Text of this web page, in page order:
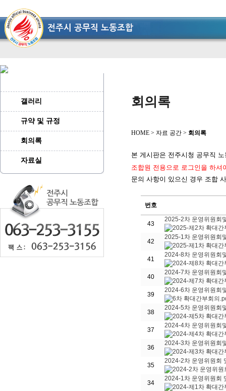
회의록
HOME > 자료 공간 > 회의록
본 게시판은 전주시청 공무직
조합원 전용으로 로그인을 하셔
문의 사항이 있으신 경우 조합
번호
43
2025-2차 운영위원회
42
2025-1차 운영위원회
41
2024-8차 운영위원회
40
2024-7차 운영위원회
39
2024-6차 운영위원회
38
2024-5차 운영위원회
37
2024-4차 운영위원회
36
2024-3차 운영위원회
35
2024-2차 운영위원회
34
2024-1차 운영위원회
갤러리
규약 및 규정
회의록
자료실